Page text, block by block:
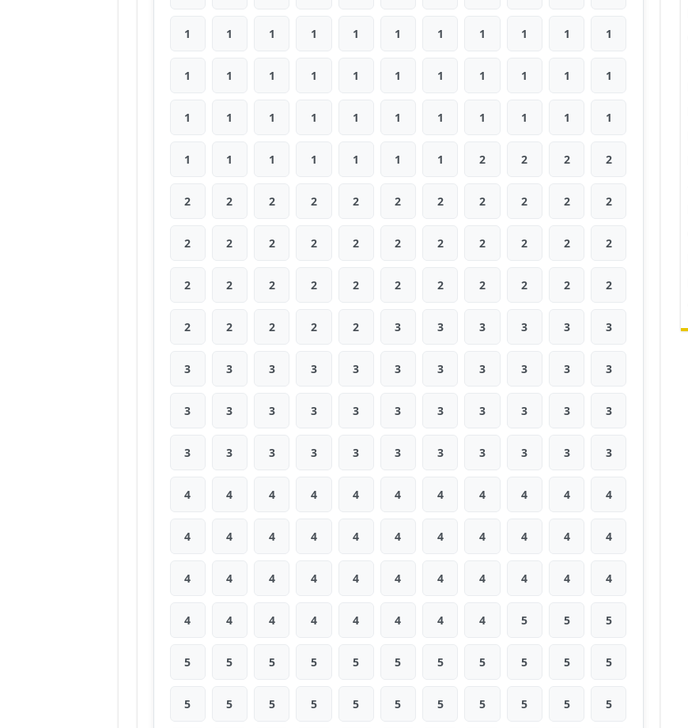
1 1 1 1 1 1 1 1 1 1 1
1 1 1 1 1 1 1 1 1 1 1
1 1 1 1 1 1 1 1 1 1 1
1 1 1 1 1 1 1 2 2 2 2
2 2 2 2 2 2 2 2 2 2 2
2 2 2 2 2 2 2 2 2 2 2
2 2 2 2 2 2 2 2 2 2 2
2 2 2 2 2 3 3 3 3 3 3
3 3 3 3 3 3 3 3 3 3 3
3 3 3 3 3 3 3 3 3 3 3
3 3 3 3 3 3 3 3 3 3 3
4 4 4 4 4 4 4 4 4 4 4
4 4 4 4 4 4 4 4 4 4 4
4 4 4 4 4 4 4 4 4 4 4
4 4 4 4 4 4 4 4 5 5 5
5 5 5 5 5 5 5 5 5 5 5
5 5 5 5 5 5 5 5 5 5 5